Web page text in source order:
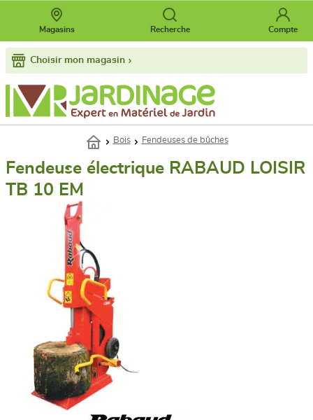
Choisir mon magasin
Magasins Recherche Compte
Bois Fendeuses de bûches
Fendeuse électrique RABAUD LOISIR
TB 10 EM